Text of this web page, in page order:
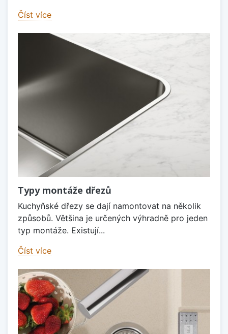
Číst více
Typy montáže dřezů
Kuchyňské dřezy se dají namontovat na několik
způsobů. Většina je určených výhradně pro jeden
typ montáže. Existují...
Číst více